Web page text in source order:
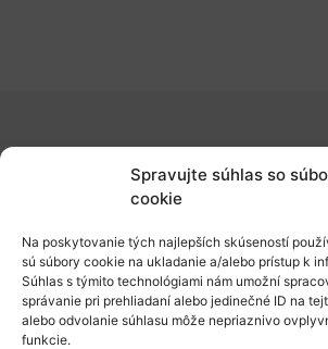
Spravujte súhlas so
cookie
Na poskytovanie tých najlepších skúseností
sú súbory cookie na ukladanie a/alebo prístup k
Súhlas s týmito technológiami nám umožní
správanie pri prehliadaní alebo jedinečné ID na
alebo odvolanie súhlasu môže nepriaznivo
funkcie.
Financovanie a
Stáže a pobyty
Novinky